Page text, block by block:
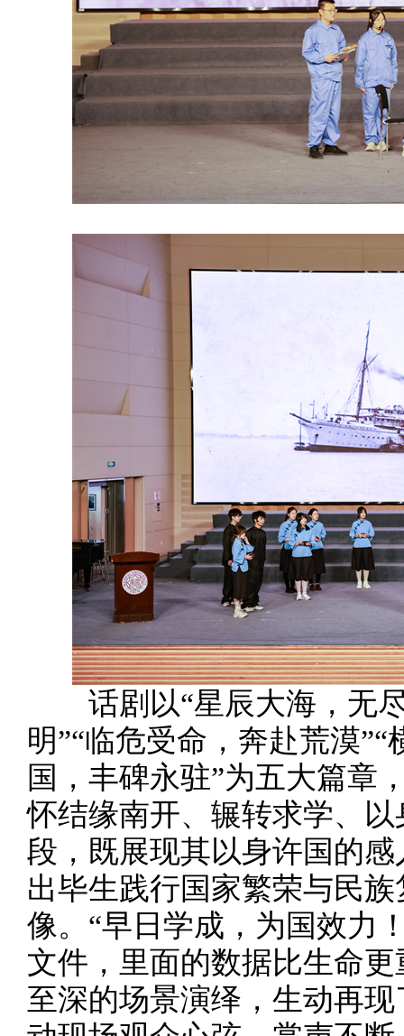
话剧以“星辰大海，无尽
明”“临危受命，奔赴荒漠
国，丰碑永驻”为五大篇章
怀结缘南开、辗转求学、
段，既展现其以身许国的
出毕生践行国家繁荣与民
像。“早日学成，为国效力
文件，里面的数据比生命
至深的场景演绎，生动再